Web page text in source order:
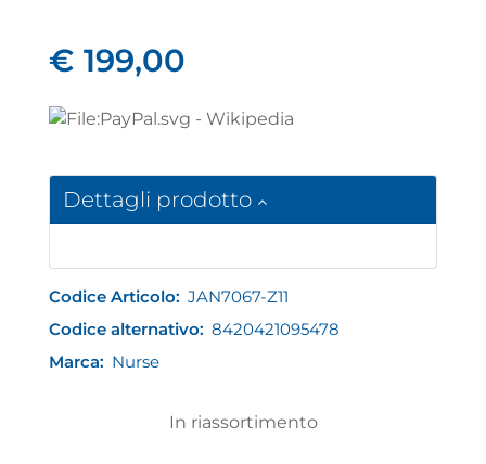
€ 199,00
Dettagli prodotto
Codice Articolo: JAN7067-Z11
Codice alternativo: 8420421095478
Marca: Nurse
In riassortimento